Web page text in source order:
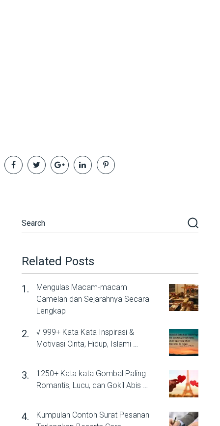
Related Posts
Mengulas Macam-macam
Gamelan dan Sejarahnya Secara
Lengkap
√ 999+ Kata Kata Inspirasi &
Motivasi Cinta, Hidup, Islami …
1250+ Kata kata Gombal Paling
Romantis, Lucu, dan Gokil Abis …
Kumpulan Contoh Surat Pesanan